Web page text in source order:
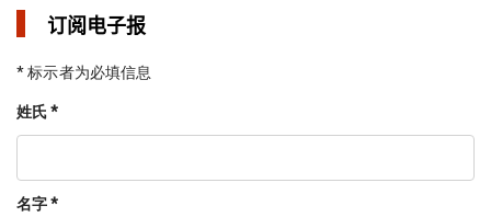
订阅电子报
* 标示者为必填信息
姓氏 *
名字 *